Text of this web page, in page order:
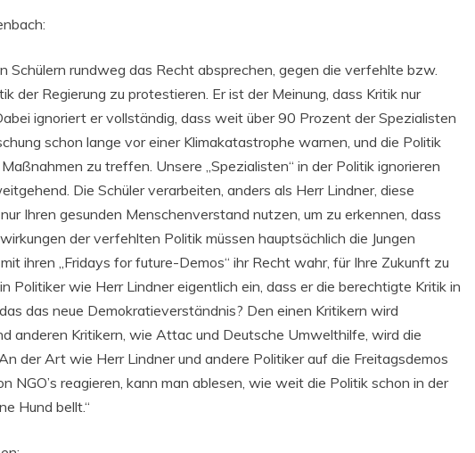
Schülern rundweg das Recht absprechen, gegen die verfehlte bzw.
der Regierung zu protestieren. Er ist der Meinung, dass Kritik nur
ignoriert er vollständig, dass weit über 90 Prozent der Spezialisten
schon lange vor einer Klimakatastrophe warnen, und die Politik
zu treffen. Unsere „Spezialisten“ in der Politik ignorieren
Die Schüler verarbeiten, anders als Herr Lindner, diese
Ihren gesunden Menschenverstand nutzen, um zu erkennen, dass
der verfehlten Politik müssen hauptsächlich die Jungen
ihren „Fridays for future-Demos“ ihr Recht wahr, für Ihre Zukunft zu
Politiker wie Herr Lindner eigentlich ein, dass er die berechtigte Kritik in
das neue Demokratieverständnis? Den einen Kritikern wird
anderen Kritikern, wie Attac und Deutsche Umwelthilfe, wird die
der Art wie Herr Lindner und andere Politiker auf die Freitagsdemos
NGO’s reagieren, kann man ablesen, wie weit die Politik schon in der
Hund bellt.“